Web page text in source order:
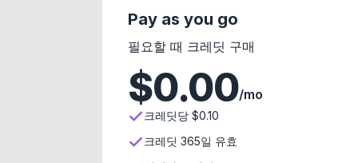
Pay as you go
필요할 때 크레딧 구매
$0.00/mo
크레딧당 $0.10
크레딧 365일 유효